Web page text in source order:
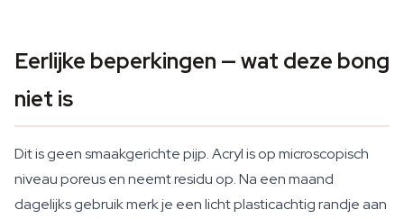
Eerlijke beperkingen — wat deze bong
niet is
Dit is geen smaakgerichte pijp. Acryl is op microscopisch
niveau poreus en neemt residu op. Na een maand
dagelijks gebruik merk je een licht plasticachtig randje aan